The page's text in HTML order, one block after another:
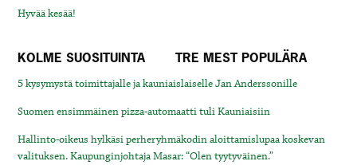
Hyvää kesää!
KOLME SUOSITUINTA TRE MEST POPULÄRA
5 kysymystä toimittajalle ja kauniaislaiselle Jan Anderssonille
Suomen ensimmäinen pizza-automaatti tuli Kauniaisiin
Hallinto-oikeus hylkäsi perheryhmäkodin aloittamislupaa koskevan
valituksen. Kaupunginjohtaja Masar: “Olen tyytyväinen.”